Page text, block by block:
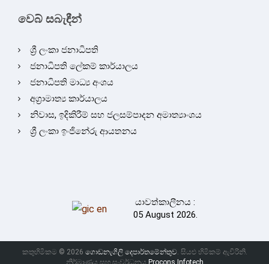
වෙබ් සබැඳීන්
ශ්‍රී ලංකා ජනාධිපති
ජනාධිපති ලේකම් කාර්යාලය
ජනාධිපති මාධ්‍ය අංශය
අග්‍රාමාත්‍ය කාර්යාලය
නිවාස, ඉදිකිරීම් සහ ජලසම්පාදන අමාත්‍යාංශය
ශ්‍රී ලංකා ඉංජිනේරු ආයතනය
යාවත්කාලීනය :
05 August 2026.
කතුහිමිකම © 2026 ගොඩනැගිලි දෙපාර්තමේන්තුව. සියළු හිමිකම් ඇවිරිනි.